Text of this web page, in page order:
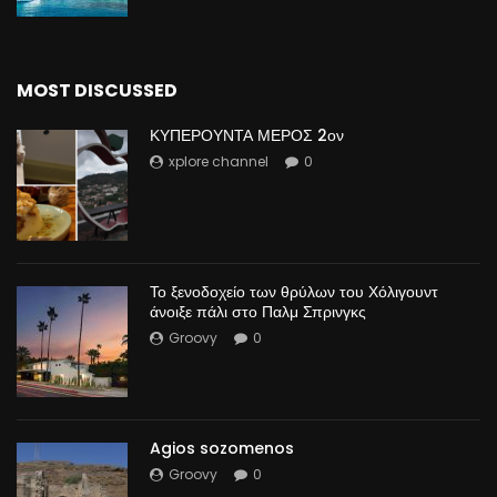
MOST DISCUSSED
ΚΥΠΕΡΟΥΝΤΑ ΜΕΡΟΣ 2ον
xplore channel 0
Το ξενοδοχείο των θρύλων του Χόλιγουντ
άνοιξε πάλι στο Παλμ Σπρινγκς
Groovy 0
Agios sozomenos
Groovy 0